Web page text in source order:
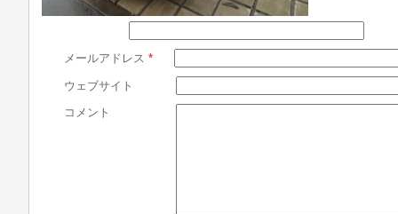
メールアドレス *
ウェブサイト
コメント